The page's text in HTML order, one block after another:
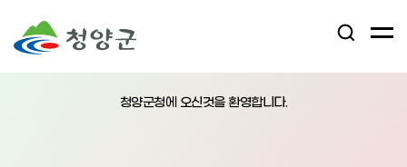
검
어
청양군청에 오신것을 환영합니다.